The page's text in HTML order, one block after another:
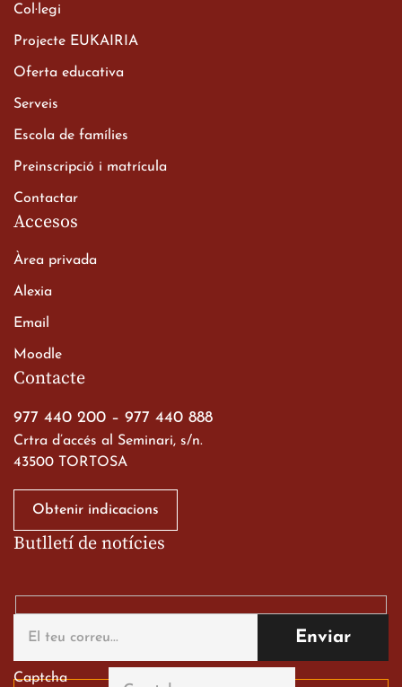
Xerrada del Sr. Bisbe als
Batxillerat
a les ciutats imperials
alumnes al Tortosa
English Festival
13 de març de 2026
Contacte
977 440 200 – 977 440 888
Crtra d’accés al Seminari, s/n.
43500 TORTOSA
Obtenir indicacions
Col·legi
Projecte EUKAIRIA
Oferta educativa
Serveis
Escola de famílies
Preinscripció i matrícula
Contactar
Accesos
Àrea privada
Alexia
Email
Moodle
Butlletí de notícies
Captcha